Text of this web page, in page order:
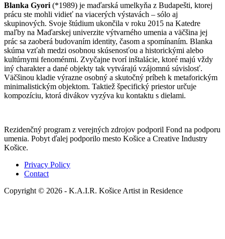
Blanka Gyori (*1989) je maďarská umelkyňa z Budapešti, ktorej
prácu ste mohli vidieť na viacerých výstavách – sólo aj
skupinových. Svoje štúdium ukončila v roku 2015 na Katedre
maľby na Maďarskej univerzite výtvarného umenia a väčšina jej
prác sa zaoberá budovaním identity, časom a spomínaním. Blanka
skúma vzťah medzi osobnou skúsenosťou a historickými alebo
kultúrnymi fenoménmi. Zvyčajne tvorí inštalácie, ktoré majú vždy
iný charakter a dané objekty tak vytvárajú vzájomnú súvislosť.
Väčšinou kladie výrazne osobný a skutočný príbeh k metaforickým
minimalistickým objektom. Taktiež špecifický priestor určuje
kompozíciu, ktorá divákov vyzýva ku kontaktu s dielami.
Rezidenčný program z verejných zdrojov podporil Fond na podporu
umenia. Pobyt ďalej podporilo mesto Košice a Creative Industry
Košice.
Privacy Policy
Contact
Copyright © 2026 - K.A.I.R. Košice Artist in Residence